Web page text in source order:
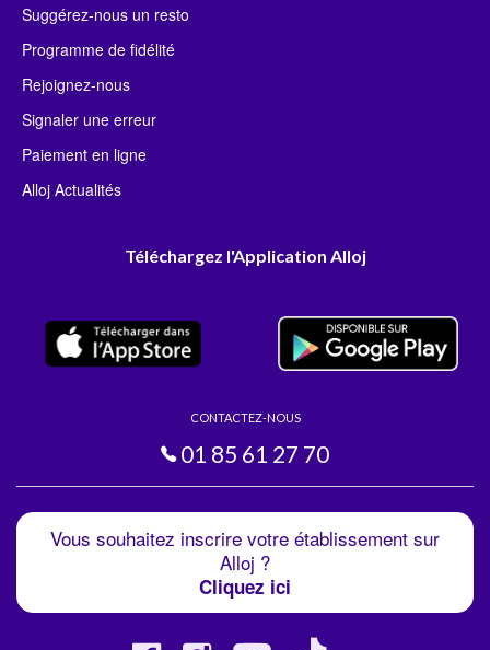
Suggérez-nous un resto
Programme de fidélité
Rejoignez-nous
Signaler une erreur
Paiement en ligne
Alloj Actualités
Téléchargez l'Application Alloj
CONTACTEZ-NOUS
01 85 61 27 70
Vous souhaitez inscrire votre établissement sur
Alloj ?
Cliquez ici